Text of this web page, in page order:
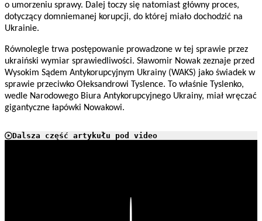
o umorzeniu sprawy. Dalej toczy się natomiast główny proces,
dotyczący domniemanej korupcji, do której miało dochodzić na
Ukrainie.
Równolegle trwa postępowanie prowadzone w tej sprawie przez
ukraiński wymiar sprawiedliwości. Sławomir Nowak zeznaje przed
Wysokim Sądem Antykorupcyjnym Ukrainy (WAKS) jako świadek w
sprawie przeciwko Ołeksandrowi Tyslence. To właśnie Tyslenko,
wedle Narodowego Biura Antykorupcyjnego Ukrainy, miał wręczać
gigantyczne łapówki Nowakowi.
Dalsza część artykułu pod video